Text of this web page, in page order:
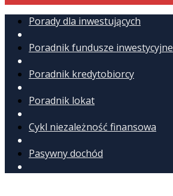
Porady dla inwestujących
Poradnik fundusze inwestycyjne
Poradnik kredytobiorcy
Poradnik lokat
Cykl niezależność finansowa
Pasywny dochód